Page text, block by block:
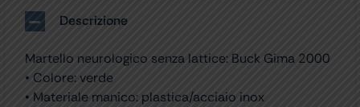
Descrizione
Martello neurologico senza lattice: Buck Gima 2000
• Colore: verde
• Materiale manico: plastica/acciaio inox